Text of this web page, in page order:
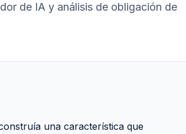
de IA y análisis de obligación de
una característica que